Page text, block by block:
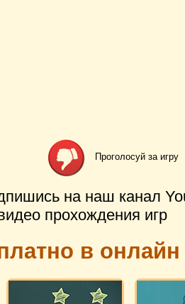
Проголосуй за игру
на наш канал
прохождения игр
в